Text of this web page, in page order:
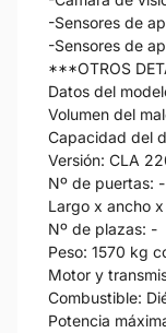
-Sensores de
-Sensores de
***OTROS
Datos del
Volumen del
Capacidad del
Versión: CLA
Nº de puertas: -
Largo x ancho
Nº de plazas: -
Peso: 1570 kg
Motor y
Combustible:
Potencia